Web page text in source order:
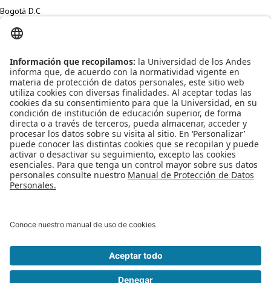
Bogotá D.C
Presencial
Apoyo Financiero
Reconocimiento como Universidad: Decreto 1297 del 30 de mayo de
Reconocimiento personería jurídica: Resolución 28 del 23 de febrero de
1949 Minjusticia
Edificio Mario Laserna Cra 1Este No 19A - 40 Bogotá (Colombia) | Tel: +57